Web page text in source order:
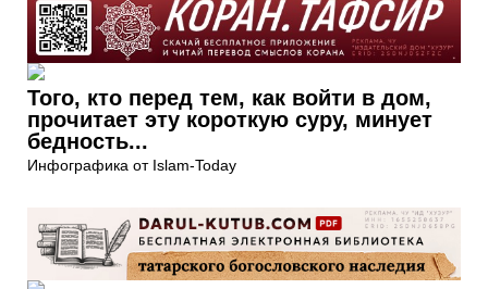
Того, кто перед тем, как войти в дом,
прочитает эту короткую суру, минует
бедность...
Инфографика от Islam-Today